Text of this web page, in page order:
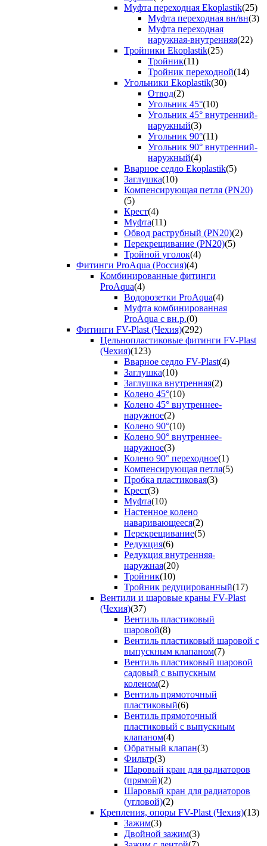
Муфта переходная Ekoplastik(25)
Муфта переходная вн/вн(3)
Муфта переходная
наружная-внутренняя(22)
Тройники Ekoplastik(25)
Тройник(11)
Тройник переходной(14)
Угольники Ekoplastik(30)
Отвод(2)
Угольник 45°(10)
Угольник 45° внутренний-
наружный(3)
Угольник 90°(11)
Угольник 90° внутренний-
наружный(4)
Вварное седло Ekoplastik(5)
Заглушка(10)
Компенсирующая петля (PN20)
(5)
Крест(4)
Муфта(11)
Обвод раструбный (PN20)(2)
Перекрещивание (PN20)(5)
Тройной уголок(4)
Фитинги ProAqua (Россия)(4)
Комбинированные фитинги
ProAqua(4)
Водорозетки ProAqua(4)
Муфта комбинированная
ProAqua с вн.р.(0)
Фитинги FV-Plast (Чехия)(292)
Цельнопластиковые фитинги FV-Plast
(Чехия)(123)
Вварное седло FV-Plast(4)
Заглушка(10)
Заглушка внутренняя(2)
Колено 45°(10)
Колено 45° внутреннее-
наружное(2)
Колено 90°(10)
Колено 90° внутреннее-
наружное(3)
Колено 90° переходное(1)
Компенсирующая петля(5)
Пробка пластиковая(3)
Крест(3)
Муфта(10)
Настенное колено
наваривающееся(2)
Перекрещивание(5)
Редукция(6)
Редукция внутренняя-
наружная(20)
Тройник(10)
Тройник редуцированный(17)
Вентили и шаровые краны FV-Plast
(Чехия)(37)
Вентиль пластиковый
шаровой(8)
Вентиль пластиковый шаровой с
выпускным клапаном(7)
Вентиль пластиковый шаровой
садовый с выпускным
коленом(2)
Вентиль прямоточный
пластиковый(6)
Вентиль прямоточный
пластиковый с выпускным
клапаном(4)
Обратный клапан(3)
Фильтр(3)
Шаровый кран для радиаторов
(прямой)(2)
Шаровый кран для радиаторов
(угловой)(2)
Крепления, опоры FV-Plast (Чехия)(13)
Зажим(3)
Двойной зажим(3)